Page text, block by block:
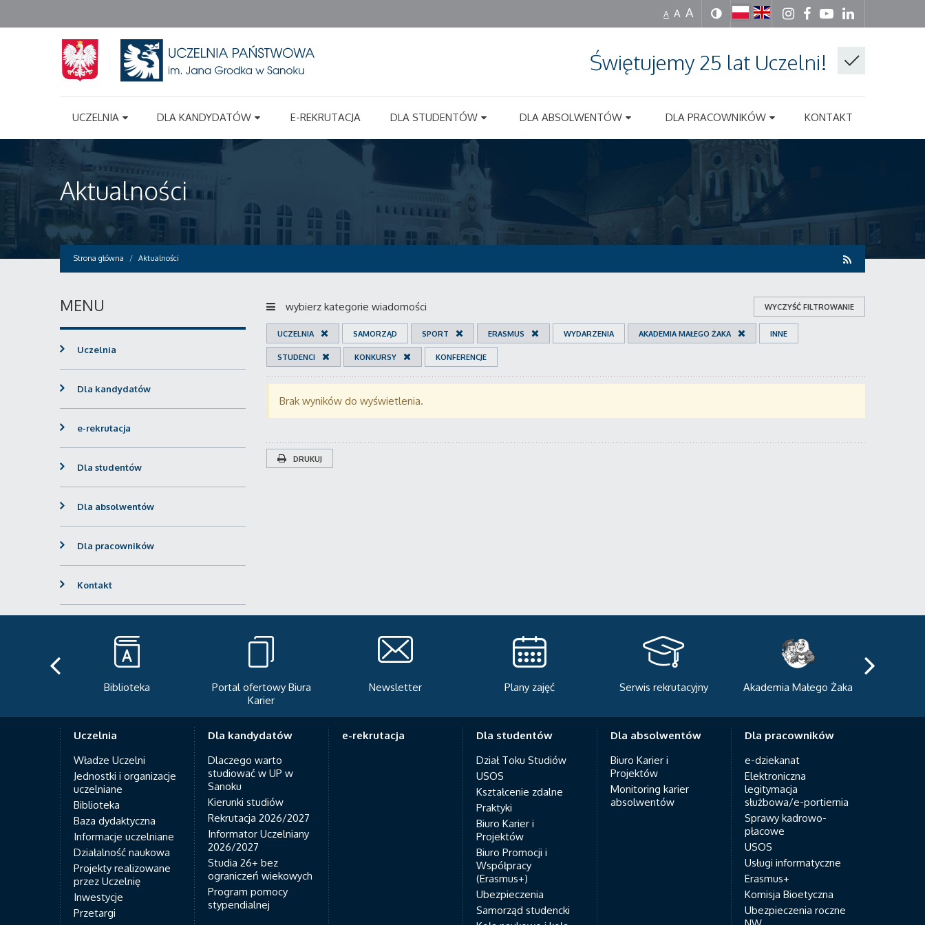
A A A
Świętujemy 25 lat Uczelni!
UCZELNIA DLA KANDYDATÓW E-REKRUTACJA DLA STUDENTÓW DLA ABSOLWENTÓW DLA PRACOWNIKÓW KONTAKT
Aktualności
Strona główna Aktualności
wybierz kategorie wiadomości WYCZYŚĆ FILTROWANIE
UCZELNIA SAMORZĄD SPORT ERASMUS WYDARZENIA AKADEMIA MAŁEGO ŻAKA INNE
STUDENCI KONKURSY KONFERENCJE
Brak wyników do wyświetlenia.
DRUKUJ
MENU
Uczelnia
Dla kandydatów
e-rekrutacja
Dla studentów
Dla absolwentów
Dla pracowników
Kontakt
Biblioteka
Portal ofertowy Biura
Karier
Newsletter Plany zajęć Serwis rekrutacyjny Akademia Małego Żaka
Uczelnia
Władze Uczelni
Jednostki i organizacje
uczelniane
Biblioteka
Baza dydaktyczna
Informacje uczelniane
Działalność naukowa
Projekty realizowane
przez Uczelnię
Inwestycje
Przetargi
Dla kandydatów
Dlaczego warto
studiować w UP w
Sanoku
Kierunki studiów
Rekrutacja 2026/2027
Informator Uczelniany
2026/2027
Studia 26+ bez
ograniczeń wiekowych
Program pomocy
stypendialnej
e-rekrutacja
Dla studentów
Dział Toku Studiów
USOS
Kształcenie zdalne
Praktyki
Biuro Karier i
Projektów
Biuro Promocji i
Współpracy
(Erasmus+)
Ubezpieczenia
Samorząd studencki
Dla absolwentów
Biuro Karier i
Projektów
Monitoring karier
absolwentów
Dla pracowników
e-dziekanat
Elektroniczna
legitymacja
służbowa/e-portiernia
Sprawy kadrowo-
płacowe
USOS
Usługi informatyczne
Erasmus+
Komisja Bioetyczna
Ubezpieczenia roczne